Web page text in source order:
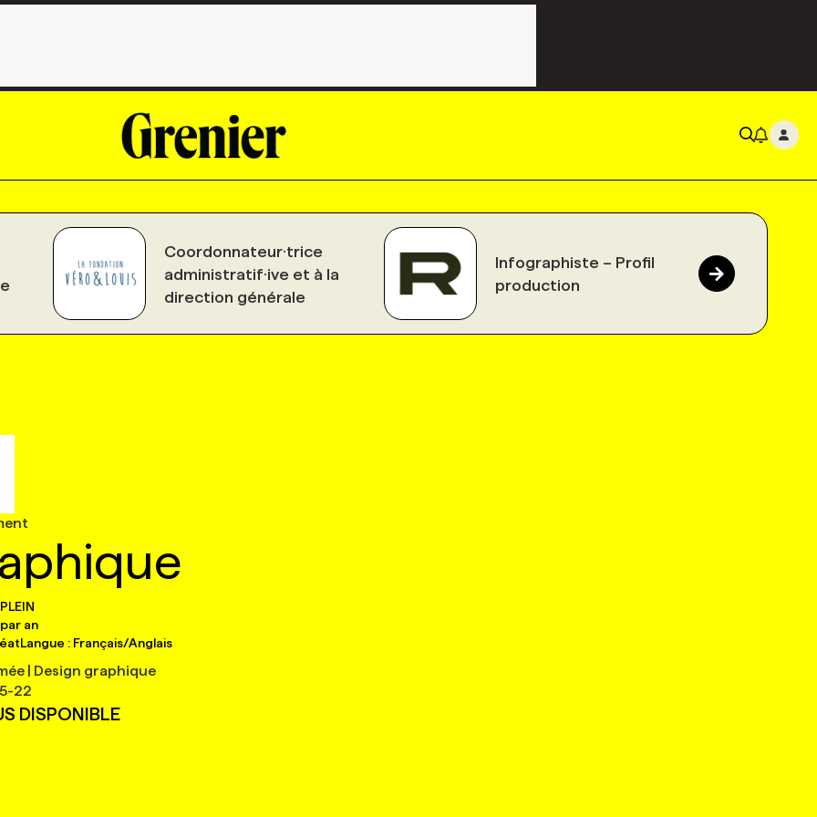
Coordonnateur·trice
administratif·ive et à la
direction générale
Infographiste – Profil
production
an
Langue : Français/Anglais
| Design graphique
22
DISPONIBLE